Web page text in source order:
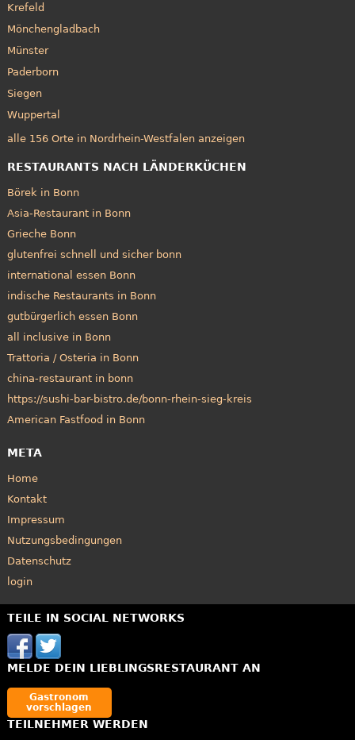
Krefeld
Mönchengladbach
Münster
Paderborn
Siegen
Wuppertal
alle 156 Orte in Nordrhein-Westfalen anzeigen
RESTAURANTS NACH LÄNDERKÜCHEN
Börek in Bonn
Asia-Restaurant in Bonn
Grieche Bonn
glutenfrei schnell und sicher bonn
international essen Bonn
indische Restaurants in Bonn
gutbürgerlich essen Bonn
all inclusive in Bonn
Trattoria / Osteria in Bonn
china-restaurant in bonn
https://sushi-bar-bistro.de/bonn-rhein-sieg-kreis
American Fastfood in Bonn
META
Home
Kontakt
Impressum
Nutzungsbedingungen
Datenschutz
login
TEILE IN SOCIAL NETWORKS
MELDE DEIN LIEBLINGSRESTAURANT AN
Gastronom
vorschlagen
TEILNEHMER WERDEN